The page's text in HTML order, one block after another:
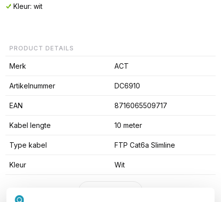
Kleur: wit
PRODUCT DETAILS
Merk ACT
Artikelnummer DC6910
EAN 8716065509717
Kabel lengte 10 meter
Type kabel FTP Cat6a Slimline
Kleur Wit